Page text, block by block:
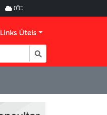
0ºC
Links Úteis